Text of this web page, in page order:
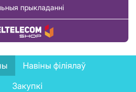
прыкладанні
Купіць тавар
Навіны філіялаў
Закупкі